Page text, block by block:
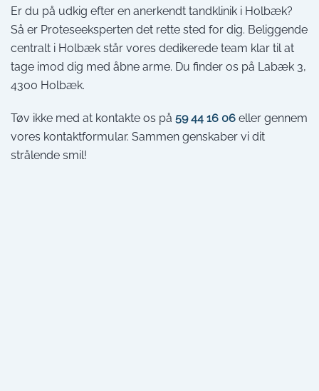
Er du på udkig efter en anerkendt tandklinik i Holbæk?
Så er Proteseeksperten det rette sted for dig. Beliggende
centralt i Holbæk står vores dedikerede team klar til at
tage imod dig med åbne arme. Du finder os på Labæk 3,
4300 Holbæk.
Tøv ikke med at kontakte os på 59 44 16 06 eller gennem
vores kontaktformular. Sammen genskaber vi dit
strålende smil!